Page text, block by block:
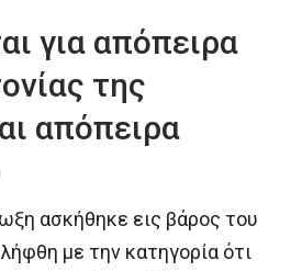
για απόπειρα
της
απόπειρα
ασκήθηκε εις βάρος του
με την κατηγορία ότι